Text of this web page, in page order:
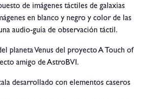
de imágenes táctiles de galaxias
en blanco y negro y color de las
audio-guía de observación táctil.
planeta Venus del proyecto A Touch of
amigo de AstroBVI.
desarrollado con elementos caseros